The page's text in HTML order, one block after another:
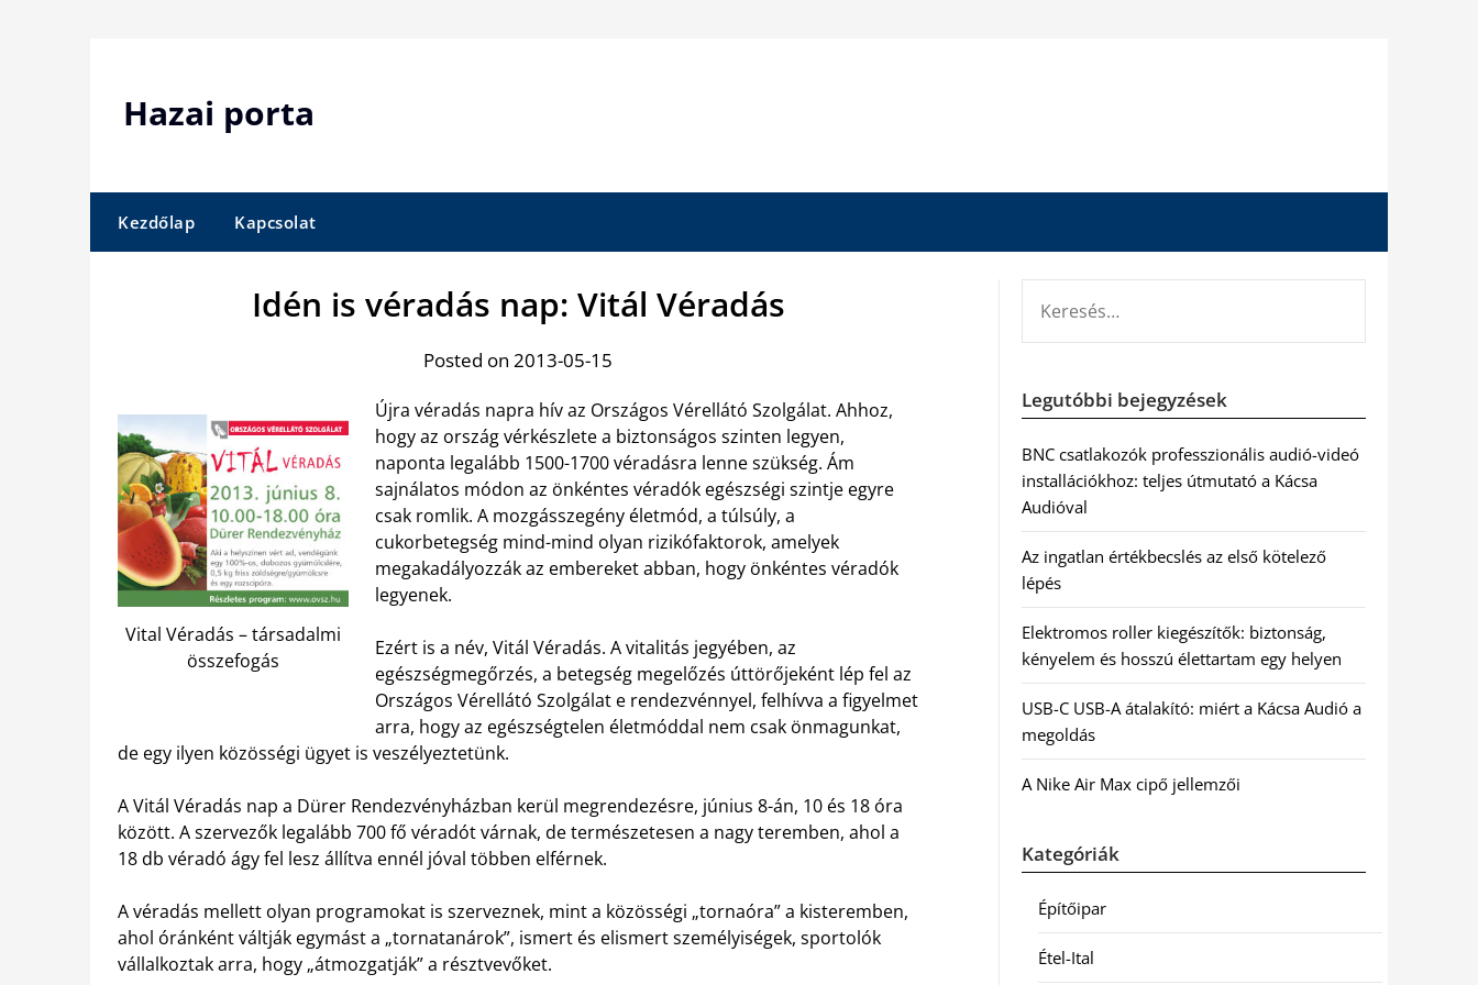
Hazai porta
Kezdőlap Kapcsolat
Idén is véradás nap: Vitál Véradás
Posted on 2013-05-15
Vital Véradás – társadalmi
összefogás
Újra véradás napra hív az Országos Vérellátó Szolgálat. Ahhoz,
hogy az ország vérkészlete a biztonságos szinten legyen,
naponta legalább 1500-1700 véradásra lenne szükség. Ám
sajnálatos módon az önkéntes véradók egészségi szintje egyre
csak romlik. A mozgásszegény életmód, a túlsúly, a
cukorbetegség mind-mind olyan rizikófaktorok, amelyek
megakadályozzák az embereket abban, hogy önkéntes véradók
legyenek.
Ezért is a név, Vitál Véradás. A vitalitás jegyében, az
egészségmegőrzés, a betegség megelőzés úttörőjeként lép fel az
Országos Vérellátó Szolgálat e rendezvénnyel, felhívva a figyelmet
arra, hogy az egészségtelen életmóddal nem csak önmagunkat,
de egy ilyen közösségi ügyet is veszélyeztetünk.
A Vitál Véradás nap a Dürer Rendezvényházban kerül megrendezésre, június 8-án, 10 és 18 óra
között. A szervezők legalább 700 fő véradót várnak, de természetesen a nagy teremben, ahol a
18 db véradó ágy fel lesz állítva ennél jóval többen elférnek.
A véradás mellett olyan programokat is szerveznek, mint a közösségi „tornaóra” a kisteremben,
ahol óránként váltják egymást a „tornatanárok”, ismert és elismert személyiségek, sportolók
vállalkoztak arra, hogy „átmozgatják” a résztvevőket.
Legutóbbi bejegyzések
BNC csatlakozók professzionális audió-videó
installációkhoz: teljes útmutató a Kácsa
Audióval
Az ingatlan értékbecslés az első kötelező
lépés
Elektromos roller kiegészítők: biztonság,
kényelem és hosszú élettartam egy helyen
USB-C USB-A átalakító: miért a Kácsa Audió a
megoldás
A Nike Air Max cipő jellemzői
Kategóriák
Építőipar
Étel-Ital